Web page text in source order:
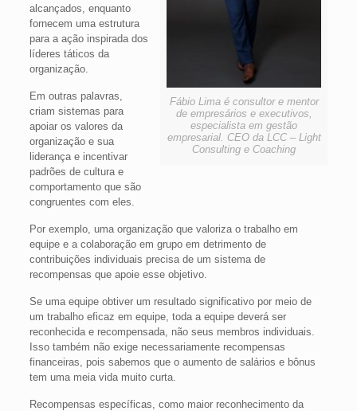
Fábio Lima é consultor e mentor
de empresários e executivos,
especialista em gestão
empresarial. CEO da LCC – Light
Consulting e Coaching
alcançados, enquanto
fornecem uma estrutura
para a ação inspirada dos
líderes táticos da
organização.
Em outras palavras,
criam sistemas para
apoiar os valores da
organização e sua
liderança e incentivar
padrões de cultura e
comportamento que são
congruentes com eles.
Por exemplo, uma organização que valoriza o trabalho em
equipe e a colaboração em grupo em detrimento de
contribuições individuais precisa de um sistema de
recompensas que apoie esse objetivo.
Se uma equipe obtiver um resultado significativo por meio de
um trabalho eficaz em equipe, toda a equipe deverá ser
reconhecida e recompensada, não seus membros individuais.
Isso também não exige necessariamente recompensas
financeiras, pois sabemos que o aumento de salários e bônus
tem uma meia vida muito curta.
Recompensas específicas, como maior reconhecimento da